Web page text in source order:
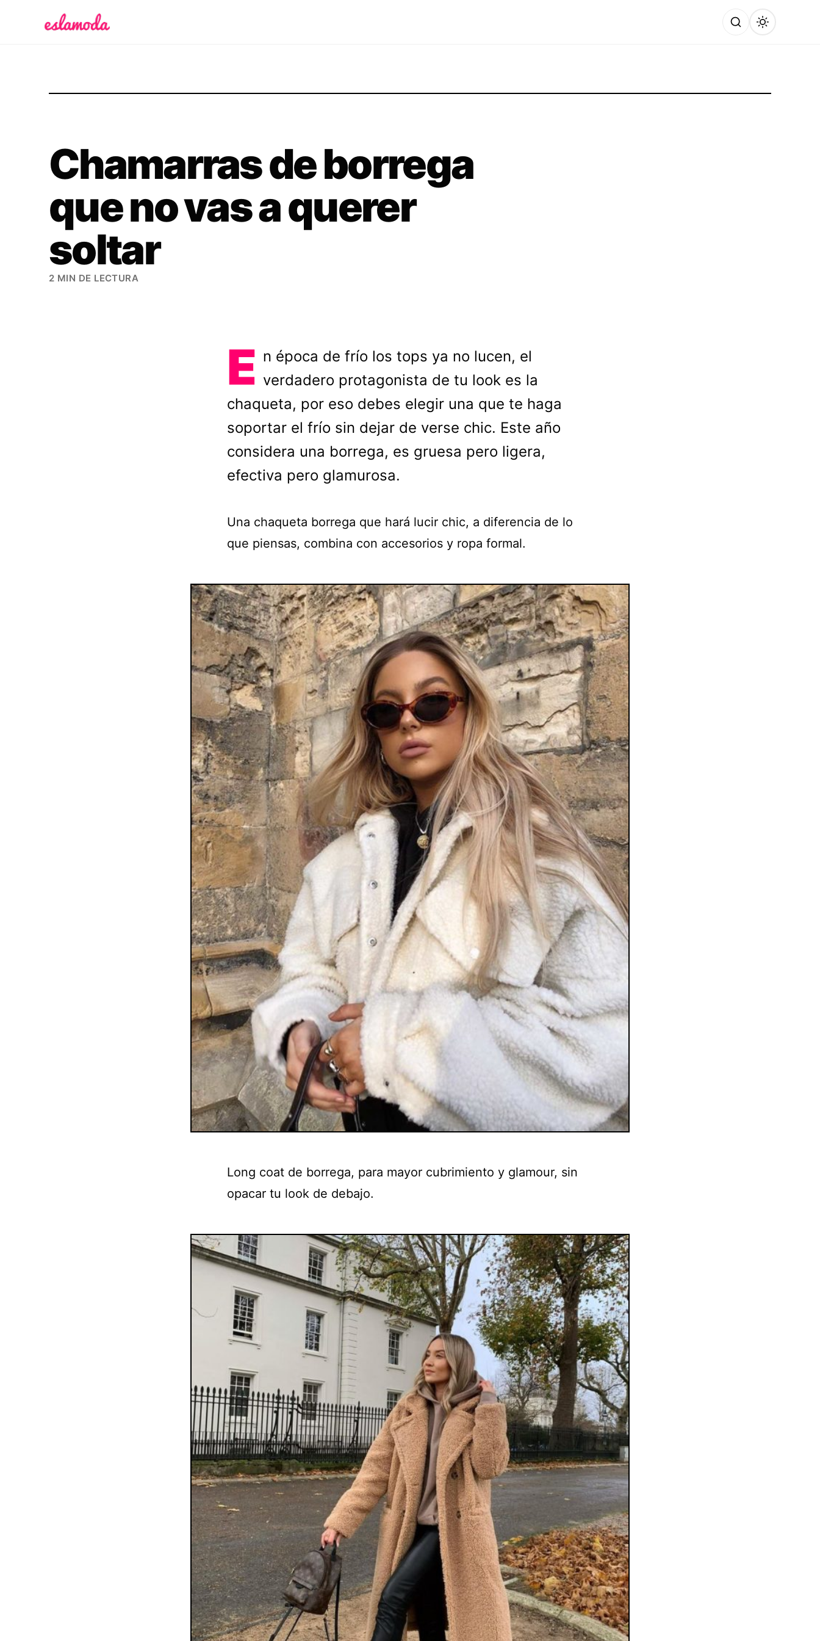
Chamarras de borrega
que no vas a querer
soltar
2 MIN DE LECTURA
E n época de frío los tops ya no lucen, el
verdadero protagonista de tu look es la
chaqueta, por eso debes elegir una que te haga
soportar el frío sin dejar de verse chic. Este año
considera una borrega, es gruesa pero ligera,
efectiva pero glamurosa.
Una chaqueta borrega que hará lucir chic, a diferencia de lo
que piensas, combina con accesorios y ropa formal.
Long coat de borrega, para mayor cubrimiento y glamour, sin
opacar tu look de debajo.